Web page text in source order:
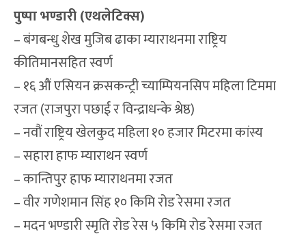
पुष्पा भण्डारी (एथलेटिक्स)
– बंगबन्धु शेख मुजिब ढाका म्याराथनमा राष्ट्रिय
कीतिमानसहित स्वर्ण
– १६ औं एसियन क्रसकन्ट्री च्याम्पियनसिप महिला टिममा
रजत (राजपुरा पछाई र विन्द्राधन्के श्रेष्ठ)
– नवौं राष्ट्रिय खेलकुद महिला १० हजार मिटरमा कांस्य
– सहारा हाफ म्याराथन स्वर्ण
– कान्तिपुर हाफ म्याराथनमा रजत
– वीर गणेशमान सिंह १० किमि रोड रेसमा रजत
– मदन भण्डारी स्मृति रोड रेस ५ किमि रोड रेसमा रजत